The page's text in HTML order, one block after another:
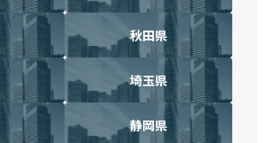
秋田県
埼玉県
静岡県